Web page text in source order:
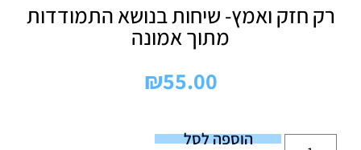
רק חזק ואמץ- שיחות בנושא התמודדות
מתוך אמונה
₪55.00
הוספה לסל